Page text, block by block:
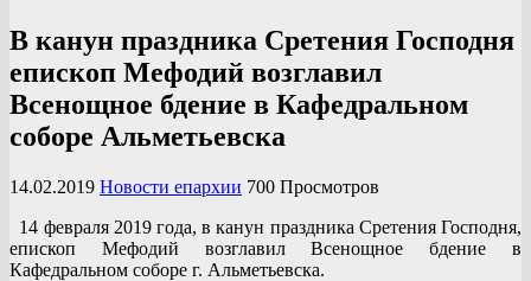
В канун праздника Сретения Господня
епископ Мефодий возглавил
Всенощное бдение в Кафедральном
соборе Альметьевска
14.02.2019 Новости епархии 700 Просмотров
14 февраля 2019 года, в канун праздника Сретения Господня,
епископ Мефодий возглавил Всенощное бдение в
Кафедральном соборе г. Альметьевска.